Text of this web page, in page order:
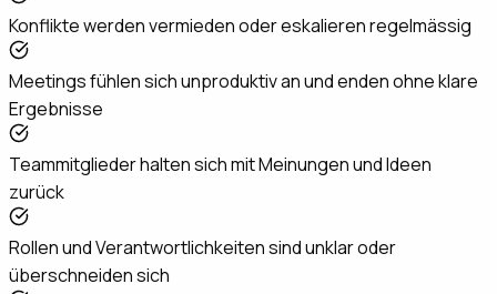
Konflikte werden vermieden oder eskalieren regelmässig
Meetings fühlen sich unproduktiv an und enden ohne klare
Ergebnisse
Teammitglieder halten sich mit Meinungen und Ideen
zurück
Rollen und Verantwortlichkeiten sind unklar oder
überschneiden sich